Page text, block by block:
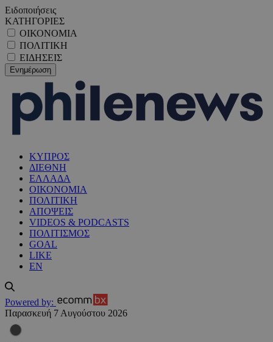
Ειδοποιήσεις
ΚΑΤΗΓΟΡΙΕΣ
ΟΙΚΟΝΟΜΙΑ
ΠΟΛΙΤΙΚΗ
ΕΙΔΗΣΕΙΣ
ΚΥΠΡΟΣ
ΔΙΕΘΝΗ
ΕΛΛΑΔΑ
ΟΙΚΟΝΟΜΙΑ
ΠΟΛΙΤΙΚΗ
ΑΠΟΨΕΙΣ
VIDEOS & PODCASTS
ΠΟΛΙΤΙΣΜΟΣ
GOAL
LIKE
EN
Powered by:
Παρασκευή 7 Αυγούστου 2026